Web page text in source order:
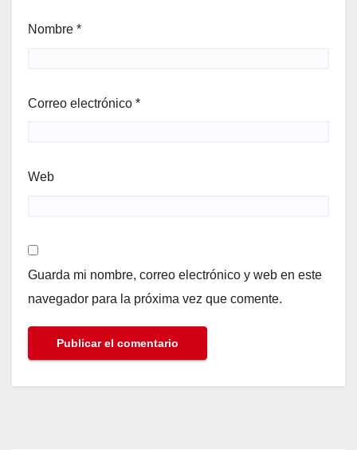
Nombre *
Correo electrónico *
Web
Guarda mi nombre, correo electrónico y web en este
navegador para la próxima vez que comente.